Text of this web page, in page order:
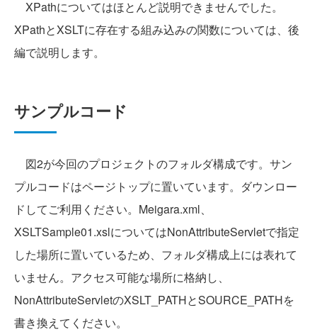
XPathについてはほとんど説明できませんでした。
XPathとXSLTに存在する組み込みの関数については、後
編で説明します。
サンプルコード
図2が今回のプロジェクトのフォルダ構成です。サン
プルコードはページトップに置いています。ダウンロー
ドしてご利用ください。Meigara.xml、
XSLTSample01.xslについてはNonAttributeServletで指定
した場所に置いているため、フォルダ構成上には表れて
いません。アクセス可能な場所に格納し、
NonAttributeServletのXSLT_PATHとSOURCE_PATHを
書き換えてください。